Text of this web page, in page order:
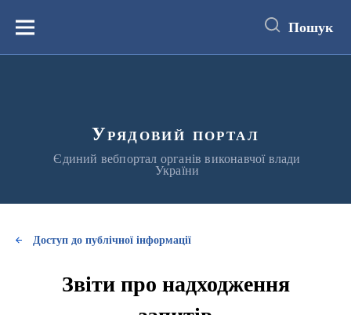
вмістуМеню Пошук
Урядовий портал
Єдиний вебпортал органів виконавчої влади
України
Доступ до публічної інформації
Звіти про надходження